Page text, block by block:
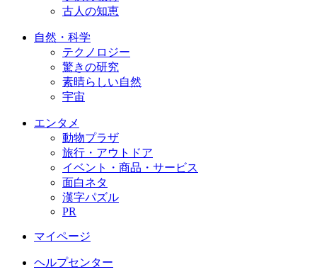
古人の知恵
自然・科学
テクノロジー
驚きの研究
素晴らしい自然
宇宙
エンタメ
動物プラザ
旅行・アウトドア
イベント・商品・サービス
面白ネタ
漢字パズル
PR
マイページ
ヘルプセンター